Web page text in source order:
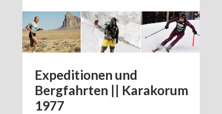
Expeditionen und
Bergfahrten || Karakorum
1977